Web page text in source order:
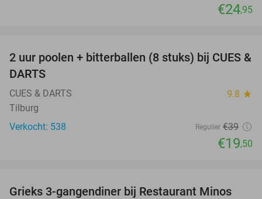
€24,95
50%
2 uur poolen + bitterballen (8 stuks) bij CUES &
DARTS
CUES & DARTS 9.8 star
Tilburg
Verkocht: 538
Regulier €39
€19,50
Grieks 3-gangendiner bij Restaurant Minos